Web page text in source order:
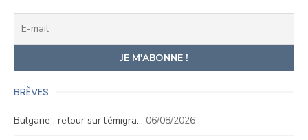
BRÈVES
Bulgarie : retour sur l’émigra… 06/08/2026